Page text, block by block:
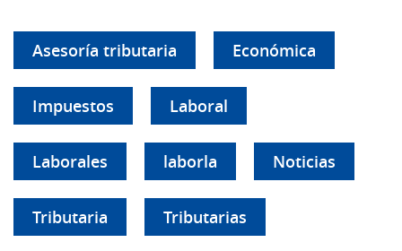
Asesoría tributaria Económica
Impuestos Laboral
Laborales laborla Noticias
Tributaria Tributarias